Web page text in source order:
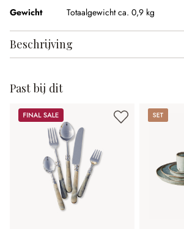
Gewicht
Totaalgewicht ca. 0,9 kg
Beschrijving
Past bij dit
Sale Set